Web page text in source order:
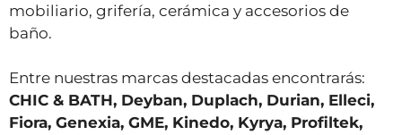
mobiliario, grifería, cerámica y accesorios de
baño.
Entre nuestras marcas destacadas encontrarás:
CHIC & BATH, Deyban, Duplach, Durian, Elleci,
Fiora, Genexia, GME, Kinedo, Kyrya, Profiltek,